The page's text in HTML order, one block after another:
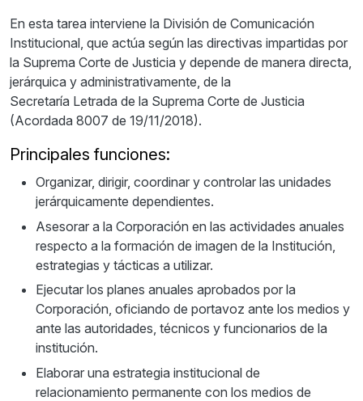
En esta tarea interviene la División de Comunicación
Institucional, que actúa según las directivas impartidas por
la Suprema Corte de Justicia y depende de manera directa,
jerárquica y administrativamente, de la
Secretaría Letrada de la Suprema Corte de Justicia
(Acordada 8007 de 19/11/2018).
Principales funciones:
Organizar, dirigir, coordinar y controlar las unidades
jerárquicamente dependientes.
Asesorar a la Corporación en las actividades anuales
respecto a la formación de imagen de la Institución,
estrategias y tácticas a utilizar.
Ejecutar los planes anuales aprobados por la
Corporación, oficiando de portavoz ante los medios y
ante las autoridades, técnicos y funcionarios de la
institución.
Elaborar una estrategia institucional de
relacionamiento permanente con los medios de